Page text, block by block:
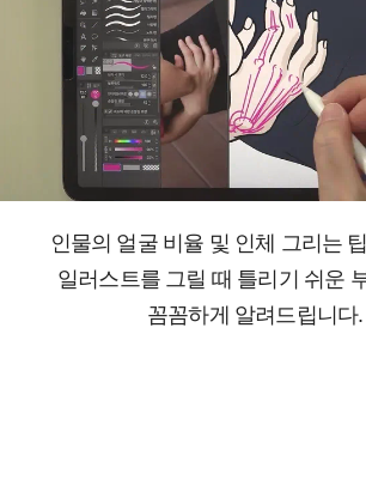
인물의 얼굴 비율 및 인체 그리는
일러스트를 그릴 때 틀리기 쉬운
꼼꼼하게 알려드립니다.